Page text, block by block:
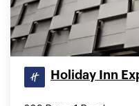
Holiday Inn